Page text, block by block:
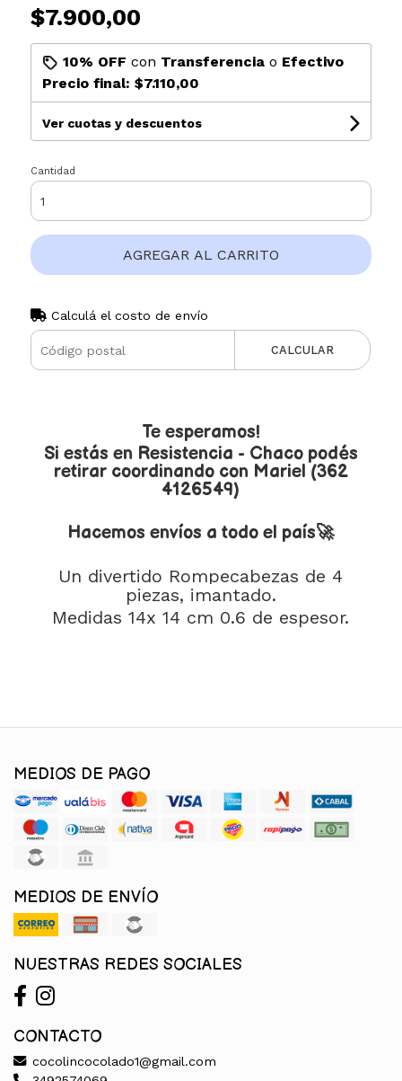
$7.900,00
10% OFF con Transferenciao Efectivo
Precio final: $7.110,00
Ver cuotas y descuentos
Cantidad
AGREGAR AL CARRITO
Calculá el costo de envío
CALCULAR
Te esperamos!
Si estás en Resistencia - Chaco podés
retirar coordinando con Mariel (362
4126549)
Hacemos envíos a todo el país🚀
Un divertido Rompecabezas de 4
piezas, imantado.
Medidas 14x 14 cm 0.6 de espesor.
MEDIOS DE PAGO
MEDIOS DE ENVÍO
NUESTRAS REDES SOCIALES
CONTACTO
cocolincocolado1@gmail.com